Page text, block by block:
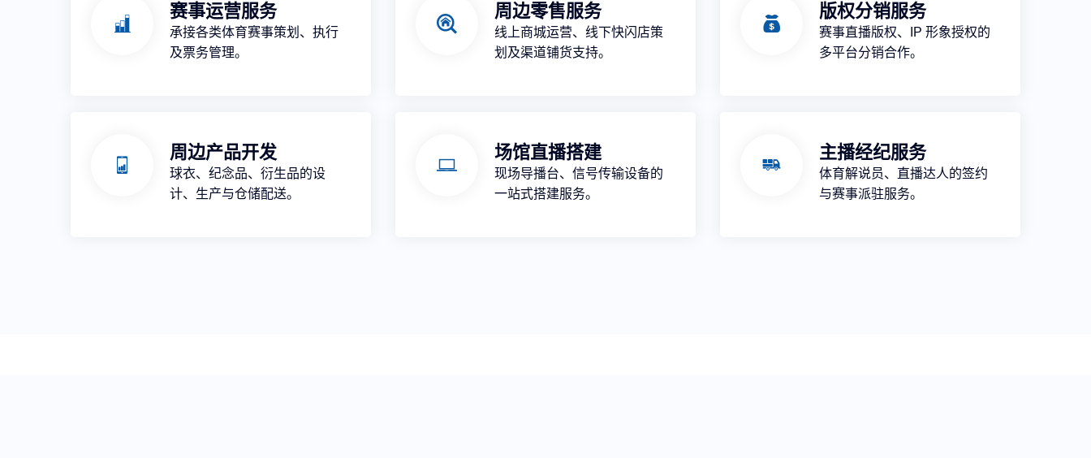
赛事运营服务
承接各类体育赛事策划、执行
及票务管理。
周边零售服务
线上商城运营、线下快闪店策
划及渠道铺货支持。
版权分销服务
赛事直播版权、IP 形象授权的
多平台分销合作。
周边产品开发
球衣、纪念品、衍生品的设
计、生产与仓储配送。
场馆直播搭建
现场导播台、信号传输设备的
一站式搭建服务。
主播经纪服务
体育解说员、直播达人的签约
与赛事派驻服务。